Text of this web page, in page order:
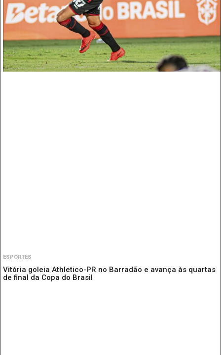
ESPORTES
Vitória goleia Athletico-PR no Barradão e avança às quartas
de final da Copa do Brasil